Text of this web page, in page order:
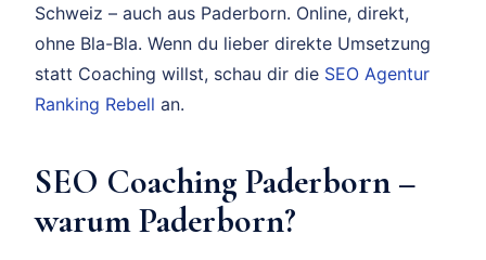
Schweiz – auch aus Paderborn. Online, direkt,
ohne Bla-Bla. Wenn du lieber direkte Umsetzung
statt Coaching willst, schau dir die SEO Agentur
Ranking Rebell an.
SEO Coaching Paderborn –
warum Paderborn?